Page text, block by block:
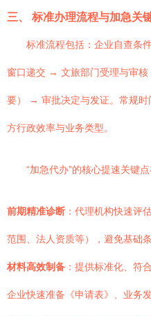
三、 标准办理流程与加急关
标准流程包括：企业自查
窗口递交 → 文旅部门受理与审
要） → 审批决定与发证。常规时
方行政效率与业务类型。
“加急代办”的核心提速关键点
前期精准诊断 ：代理机构快速评
范围、法人资质等），避免基础
材料高效制备 ：提供标准化、符
企业快速准备《申请表》、业务